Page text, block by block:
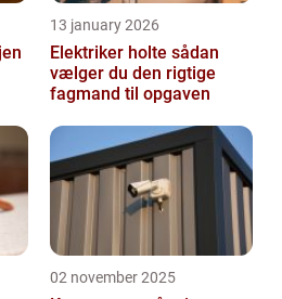
13 january 2026
Elektriker holte sådan
vælger du den rigtige
fagmand til opgaven
02 november 2025